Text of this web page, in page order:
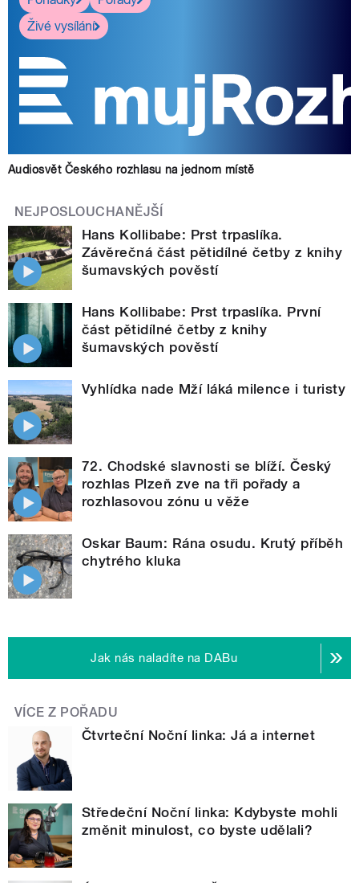
Živé vysílání
Audiosvět Českého rozhlasu na jednom místě
NEJPOSLOUCHANĚJŠÍ
Hans Kollibabe: Prst trpaslíka.
Závěrečná část pětidílné četby z knihy
šumavských pověstí
Hans Kollibabe: Prst trpaslíka. První
část pětidílné četby z knihy
šumavských pověstí
Vyhlídka nade Mží láká milence i turisty
72. Chodské slavnosti se blíží. Český
rozhlas Plzeň zve na tři pořady a
rozhlasovou zónu u věže
Oskar Baum: Rána osudu. Krutý příběh
chytrého kluka
Jak nás naladíte na DABu
VÍCE Z POŘADU
Čtvrteční Noční linka: Já a internet
Středeční Noční linka: Kdybyste mohli
změnit minulost, co byste udělali?